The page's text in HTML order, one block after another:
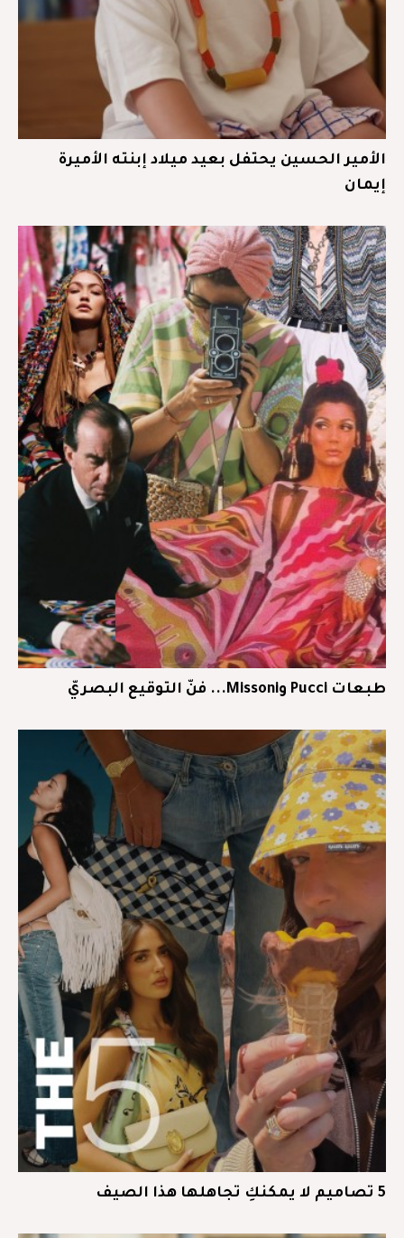
الأمير الحسين يحتفل بعيد ميلاد إبنته الأميرة
إيمان
طبعات Pucci وMissoni... فنّ التوقيع البصريّ
5 تصاميم لا يمكنكِ تجاهلها هذا الصيف